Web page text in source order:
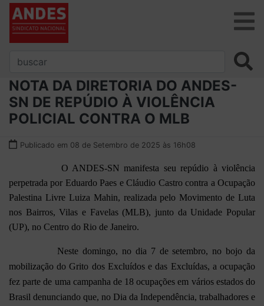
NOTA DA DIRETORIA DO ANDES-
SN DE REPÚDIO À VIOLÊNCIA
POLICIAL CONTRA O MLB
Publicado em 08 de Setembro de 2025 às 16h08
O ANDES-SN manifesta seu repúdio à violência
perpetrada por Eduardo Paes e Cláudio Castro contra a Ocupação
Palestina Livre Luiza Mahin, realizada pelo Movimento de Luta
nos Bairros, Vilas e Favelas (MLB), junto da Unidade Popular
(UP), no Centro do Rio de Janeiro.
Neste domingo, no dia 7 de setembro, no bojo da
mobilização do Grito dos Excluídos e das Excluídas, a ocupação
fez parte de uma campanha de 18 ocupações em vários estados do
Brasil denunciando que, no Dia da Independência, trabalhadores e